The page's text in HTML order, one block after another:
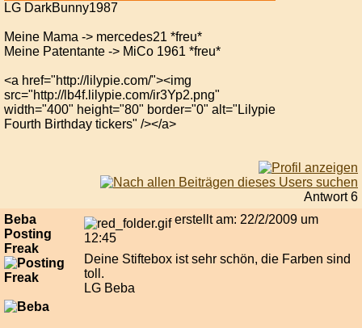
LG DarkBunny1987
Meine Mama -> mercedes21 *freu*
Meine Patentante -> MiCo 1961 *freu*
<a href="http://lilypie.com/"><img
src="http://lb4f.lilypie.com/ir3Yp2.png"
width="400" height="80" border="0" alt="Lilypie
Fourth Birthday tickers" /></a>
Antwort 6
Beba
Posting
Freak
erstellt am: 22/2/2009 um
12:45
Deine Stiftebox ist sehr schön, die Farben sind
toll.
LG Beba